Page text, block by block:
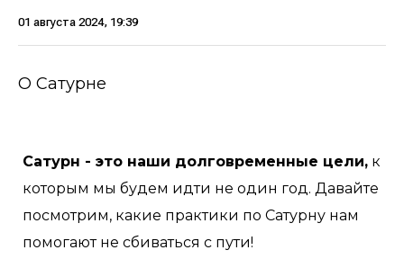
01 августа 2024, 19:39
О Сатурне
Сатурн - это наши долговременные цели, к
которым мы будем идти не один год. Давайте
посмотрим, какие практики по Сатурну нам
помогают не сбиваться с пути!